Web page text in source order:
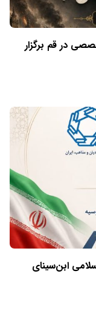
در قم برگزار
ابن‌سینای